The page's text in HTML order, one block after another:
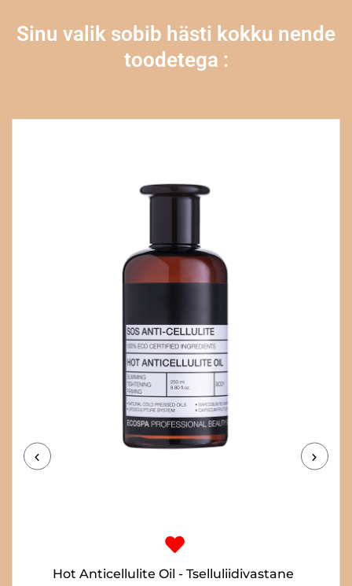
Sinu valik sobib hästi kokku nende
toodetega :
Hot Anticellulite Oil - Tselluliidivastane